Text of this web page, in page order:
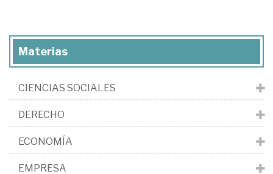
Materias
CIENCIAS SOCIALES
DERECHO
ECONOMÍA
EMPRESA